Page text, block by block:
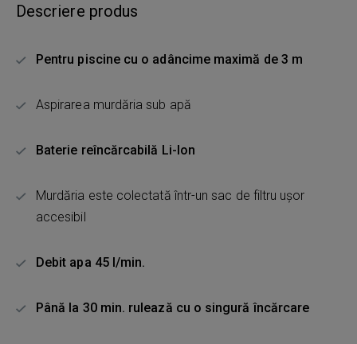
Descriere produs
Pentru piscine cu o adâncime maximă de 3 m
Aspirarea murdăria sub apă
Baterie reîncărcabilă Li-Ion
Murdăria este colectată într-un sac de filtru ușor
accesibil
Debit apa 45 l/min.
Până la 30 min. rulează cu o singură încărcare